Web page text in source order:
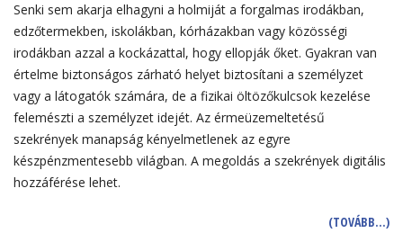
Senki sem akarja elhagyni a holmiját a forgalmas irodákban,
edzőtermekben, iskolákban, kórházakban vagy közösségi
irodákban azzal a kockázattal, hogy ellopják őket. Gyakran van
értelme biztonságos zárható helyet biztosítani a személyzet
vagy a látogatók számára, de a fizikai öltözőkulcsok kezelése
felemészti a személyzet idejét. Az érmeüzemeltetésű
szekrények manapság kényelmetlenek az egyre
készpénzmentesebb világban. A megoldás a szekrények digitális
hozzáférése lehet.
(TOVÁBB…)